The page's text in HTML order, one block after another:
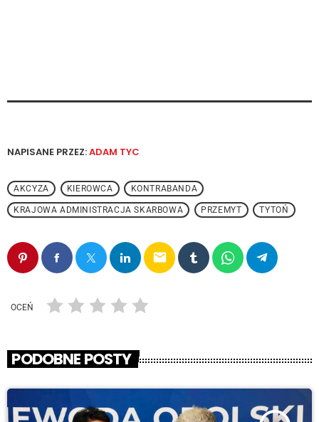
NAPISANE PRZEZ:ADAM TYC
AKCYZA KIEROWCA KONTRABANDA
KRAJOWA ADMINISTRACJA SKARBOWA PRZEMYT TYTOŃ
email
OCEŃ
PODOBNE POSTY